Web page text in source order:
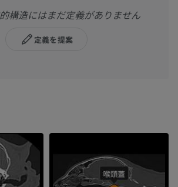
構造にはまだ定義がありません
定義を提案